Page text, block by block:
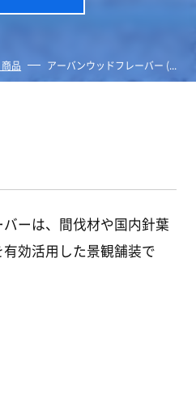
品 アーバンウッドフレーバー (...
ーは、間伐材や国内針葉
効活用した景観舗装で